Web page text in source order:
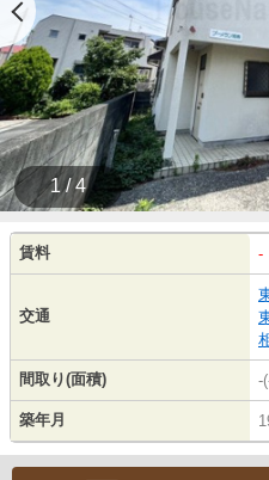
1 / 4
賃料 -
交通
間取り(面積) -
築年月